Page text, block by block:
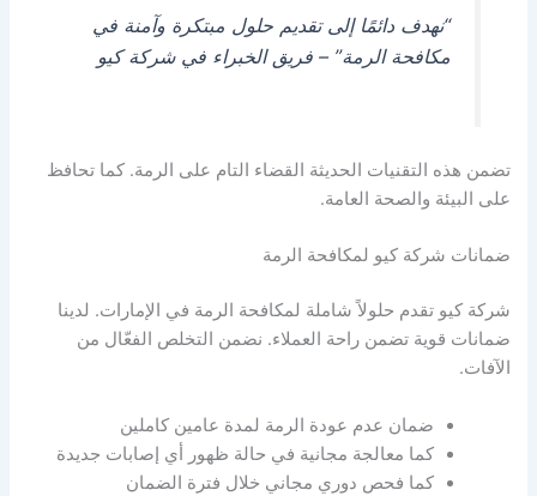
“نهدف دائمًا إلى تقديم حلول مبتكرة وآمنة في
مكافحة الرمة” – فريق الخبراء في شركة كيو
تضمن هذه التقنيات الحديثة القضاء التام على الرمة. كما تحافظ
على البيئة والصحة العامة.
ضمانات شركة كيو لمكافحة الرمة
شركة كيو تقدم حلولاً شاملة لمكافحة الرمة في الإمارات. لدينا
ضمانات قوية تضمن راحة العملاء. نضمن التخلص الفعّال من
الآفات.
ضمان عدم عودة الرمة لمدة عامين كاملين
كما معالجة مجانية في حالة ظهور أي إصابات جديدة
كما فحص دوري مجاني خلال فترة الضمان